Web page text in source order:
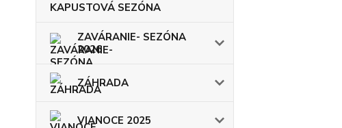
KAPUSTOVÁ SEZÓNA
ZAVÁRANIE- SEZÓNA
2026
ZÁHRADA
VIANOCE 2025